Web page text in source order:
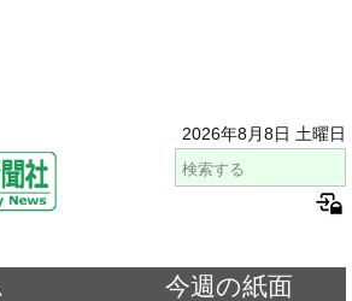
2026年8月8日 土曜日
今週の紙面